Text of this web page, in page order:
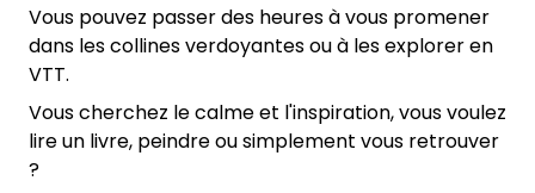
Vous pouvez passer des heures à vous promener
dans les collines verdoyantes ou à les explorer en
VTT.
Vous cherchez le calme et l'inspiration, vous voulez
lire un livre, peindre ou simplement vous retrouver
?